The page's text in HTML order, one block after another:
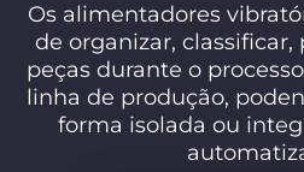
Os alimentadores
de organizar,
peças durante o
linha de produção,
forma isolada ou